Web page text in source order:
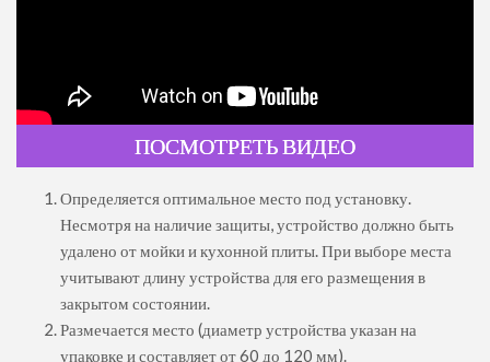
ПОСМОТРЕТЬ ВИДЕО
Определяется оптимальное место под установку.
Несмотря на наличие защиты, устройство должно быть
удалено от мойки и кухонной плиты. При выборе места
учитывают длину устройства для его размещения в
закрытом состоянии.
Размечается место (диаметр устройства указан на
упаковке и составляет от 60 до 120 мм).